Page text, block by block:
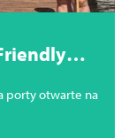
porty otwarte na